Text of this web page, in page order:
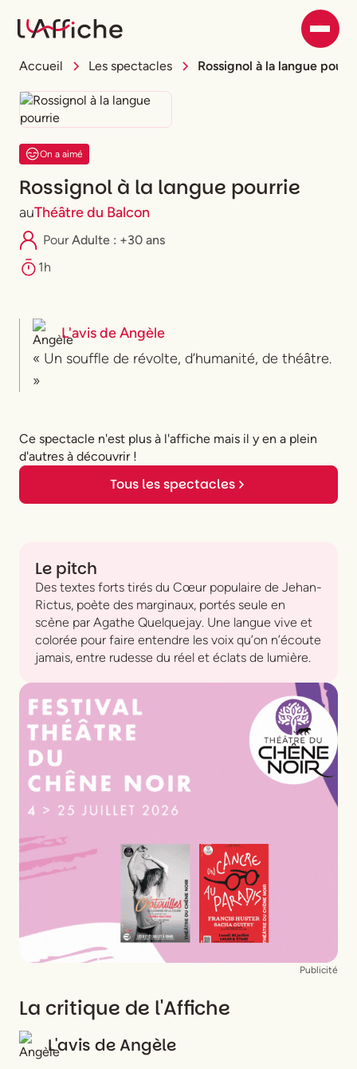
Accueil Les spectacles Rossignol à la langue
On a aimé
Rossignol à la langue pourrie
auThéâtre du Balcon
PourAdulte : +30 ans
1h
L'avis deAngèle
« Un souffle de révolte, d’humanité, de théâtre.
»
Ce spectacle n'est plus à l'affiche mais il y en a plein
d'autres à découvrir !
Tous les spectacles
Le pitch
Des textes forts tirés du Cœur populaire de Jehan-
Rictus, poète des marginaux, portés seule en
scène par Agathe Quelquejay. Une langue vive et
colorée pour faire entendre les voix qu’on n’écoute
jamais, entre rudesse du réel et éclats de lumière.
Publicité
La critique de l'Affiche
L'avis deAngèle